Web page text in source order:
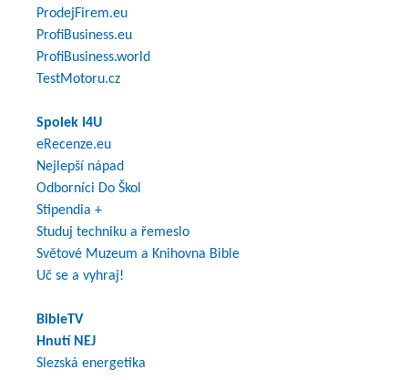
ProdejFirem.eu
ProfiBusiness.eu
ProfiBusiness.world
TestMotoru.cz
Spolek I4U
eRecenze.eu
Nejlepší nápad
Odborníci Do Škol
Stipendia +
Studuj techniku a řemeslo
Světové Muzeum a Knihovna Bible
Uč se a vyhraj!
BibleTV
Hnutí NEJ
Slezská energetika